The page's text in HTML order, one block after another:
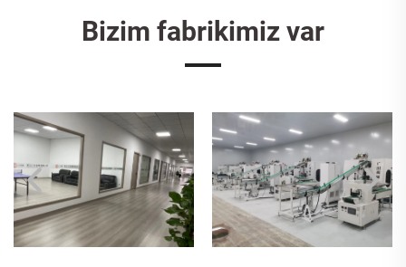
Bizim fabrikimiz var